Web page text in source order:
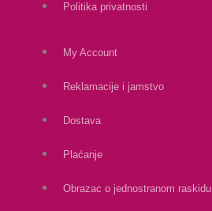
Politika privatnosti
My Account
Reklamacije i jamstvo
Dostava
Plaćanje
Obrazac o jednostranom raskidu